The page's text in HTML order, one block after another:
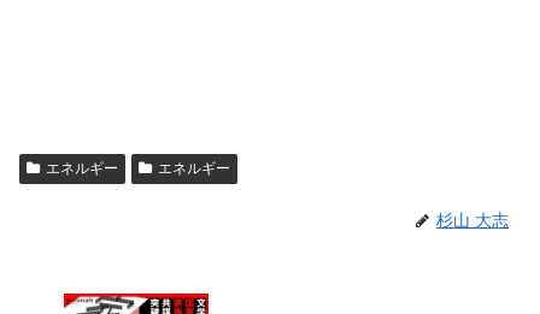
エネルギー エネルギー
杉山 大志